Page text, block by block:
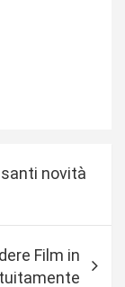
novità
Film in